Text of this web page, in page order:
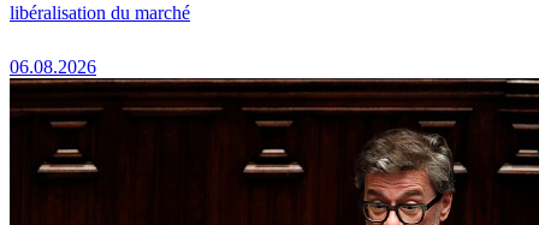
libéralisation du marché
06.08.2026